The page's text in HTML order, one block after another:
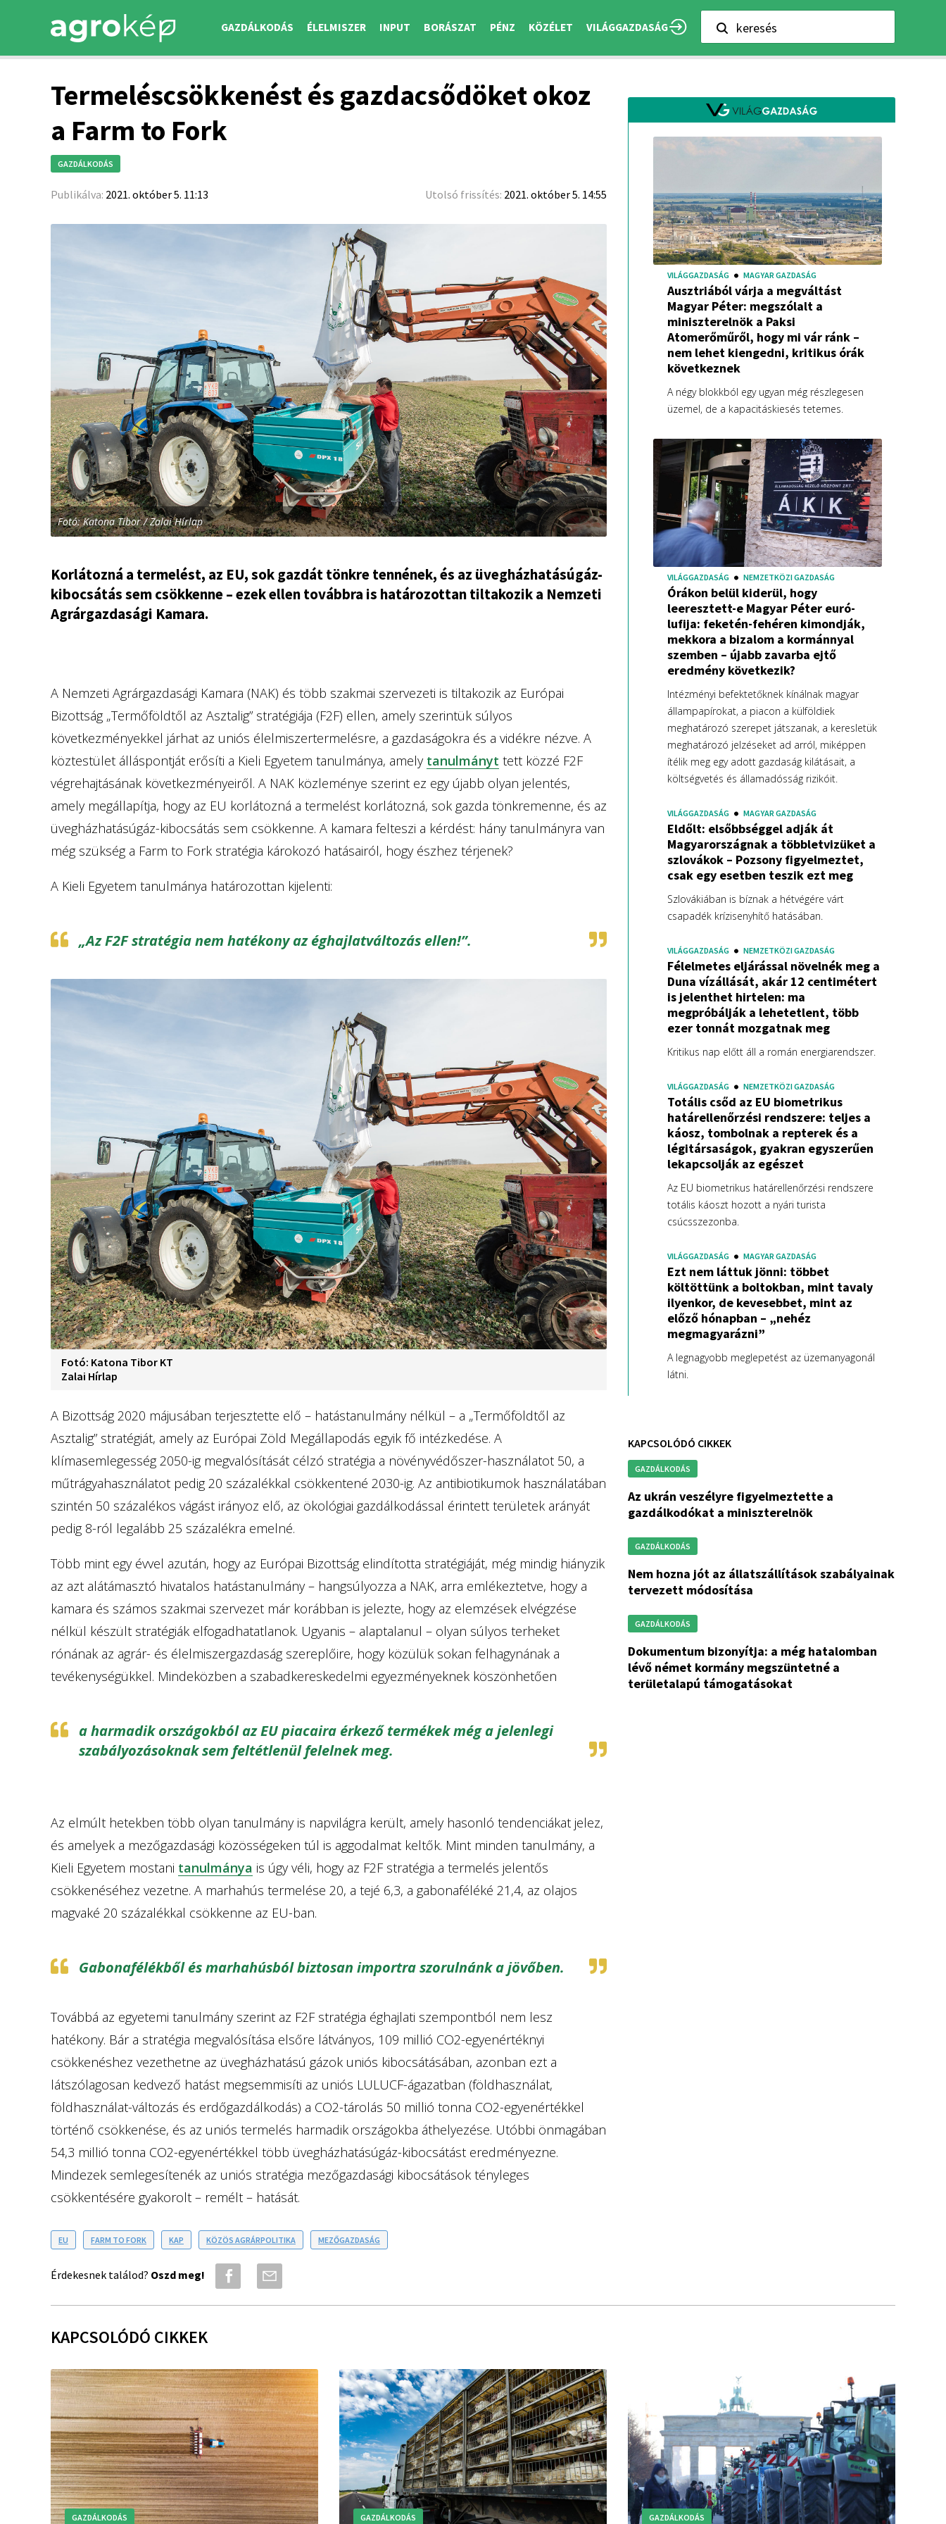
GAZDÁLKODÁS ÉLELMISZER INPUT BORÁSZAT PÉNZ KÖZÉLET VILÁGGAZDASÁG keresés
Termeléscsökkenést és gazdacsődöket okoz
a Farm to Fork
GAZDÁLKODÁS
Publikálva: 2021. október 5. 11:13 Utolsó frissítés: 2021. október 5. 14:55
Fotó: Katona Tibor / Zalai Hírlap
Korlátozná a termelést, az EU, sok gazdát tönkre tennének, és az üvegházhatásúgáz-
kibocsátás sem csökkenne – ezek ellen továbbra is határozottan tiltakozik a Nemzeti
Agrárgazdasági Kamara.
A Nemzeti Agrárgazdasági Kamara (NAK) és több szakmai szervezeti is tiltakozik az Európai
Bizottság „Termőföldtől az Asztalig” stratégiája (F2F) ellen, amely szerintük súlyos
következményekkel járhat az uniós élelmiszertermelésre, a gazdaságokra és a vidékre nézve. A
köztestület álláspontját erősíti a Kieli Egyetem tanulmánya, amely tanulmányt tett közzé F2F
végrehajtásának következményeiről. A NAK közleménye szerint ez egy újabb olyan jelentés,
amely megállapítja, hogy az EU korlátozná a termelést korlátozná, sok gazda tönkremenne, és az
üvegházhatásúgáz-kibocsátás sem csökkenne. A kamara felteszi a kérdést: hány tanulmányra van
még szükség a Farm to Fork stratégia károkozó hatásairól, hogy észhez térjenek?
A Kieli Egyetem tanulmánya határozottan kijelenti:
„Az F2F stratégia nem hatékony az éghajlatváltozás ellen!”.
Fotó: Katona Tibor KT
Zalai Hírlap
A Bizottság 2020 májusában terjesztette elő – hatástanulmány nélkül – a „Termőföldtől az
Asztalig” stratégiát, amely az Európai Zöld Megállapodás egyik fő intézkedése. A
klímasemlegesség 2050-ig megvalósítását célzó stratégia a növényvédőszer-használatot 50, a
műtrágyahasználatot pedig 20 százalékkal csökkentené 2030-ig. Az antibiotikumok használatában
szintén 50 százalékos vágást irányoz elő, az ökológiai gazdálkodással érintett területek arányát
pedig 8-ról legalább 25 százalékra emelné.
Több mint egy évvel azután, hogy az Európai Bizottság elindította stratégiáját, még mindig hiányzik
az azt alátámasztó hivatalos hatástanulmány – hangsúlyozza a NAK, arra emlékeztetve, hogy a
kamara és számos szakmai szervezet már korábban is jelezte, hogy az elemzések elvégzése
nélkül készült stratégiák elfogadhatatlanok. Ugyanis – alaptalanul – olyan súlyos terheket
rónának az agrár- és élelmiszergazdaság szereplőire, hogy közülük sokan felhagynának a
tevékenységükkel. Mindeközben a szabadkereskedelmi egyezményeknek köszönhetően
a harmadik országokból az EU piacaira érkező termékek még a jelenlegi
szabályozásoknak sem feltétlenül felelnek meg.
Az elmúlt hetekben több olyan tanulmány is napvilágra került, amely hasonló tendenciákat jelez,
és amelyek a mezőgazdasági közösségeken túl is aggodalmat keltők. Mint minden tanulmány, a
Kieli Egyetem mostani tanulmánya is úgy véli, hogy az F2F stratégia a termelés jelentős
csökkenéséhez vezetne. A marhahús termelése 20, a tejé 6,3, a gabonaféléké 21,4, az olajos
magvaké 20 százalékkal csökkenne az EU-ban.
Gabonafélékből és marhahúsból biztosan importra szorulnánk a jövőben.
Továbbá az egyetemi tanulmány szerint az F2F stratégia éghajlati szempontból nem lesz
hatékony. Bár a stratégia megvalósítása elsőre látványos, 109 millió CO2-egyenértéknyi
csökkenéshez vezethetne az üvegházhatású gázok uniós kibocsátásában, azonban ezt a
látszólagosan kedvező hatást megsemmisíti az uniós LULUCF-ágazatban (földhasználat,
földhasználat-változás és erdőgazdálkodás) a CO2-tárolás 50 millió tonna CO2-egyenértékkel
történő csökkenése, és az uniós termelés harmadik országokba áthelyezése. Utóbbi önmagában
54,3 millió tonna CO2-egyenértékkel több üvegházhatásúgáz-kibocsátást eredményezne.
Mindezek semlegesítenék az uniós stratégia mezőgazdasági kibocsátások tényleges
csökkentésére gyakorolt – remélt – hatását.
EU FARM TO FORK KAP KÖZÖS AGRÁRPOLITIKA MEZŐGAZDASÁG
Érdekesnek találod? Oszd meg!
VILÁGGAZDASÁG MAGYAR GAZDASÁG
Ausztriából várja a megváltást
Magyar Péter: megszólalt a
miniszterelnök a Paksi
Atomerőműről, hogy mi vár ránk –
nem lehet kiengedni, kritikus órák
következnek
A négy blokkból egy ugyan még részlegesen
üzemel, de a kapacitáskiesés tetemes.
VILÁGGAZDASÁG NEMZETKÖZI GAZDASÁG
Órákon belül kiderül, hogy
leeresztett-e Magyar Péter euró-
lufija: feketén-fehéren kimondják,
mekkora a bizalom a kormánnyal
szemben – újabb zavarba ejtő
eredmény következik?
Intézményi befektetőknek kínálnak magyar
állampapírokat, a piacon a külföldiek
meghatározó szerepet játszanak, a keresletük
meghatározó jelzéseket ad arról, miképpen
ítélik meg egy adott gazdaság kilátásait, a
költségvetés és államadósság rizikóit.
VILÁGGAZDASÁG MAGYAR GAZDASÁG
Eldőlt: elsőbbséggel adják át
Magyarországnak a többletvizüket a
szlovákok – Pozsony figyelmeztet,
csak egy esetben teszik ezt meg
Szlovákiában is bíznak a hétvégére várt
csapadék krízisenyhítő hatásában.
VILÁGGAZDASÁG NEMZETKÖZI GAZDASÁG
Félelmetes eljárással növelnék meg a
Duna vízállását, akár 12 centimétert
is jelenthet hirtelen: ma
megpróbálják a lehetetlent, több
ezer tonnát mozgatnak meg
Kritikus nap előtt áll a román energiarendszer.
VILÁGGAZDASÁG NEMZETKÖZI GAZDASÁG
Totális csőd az EU biometrikus
határellenőrzési rendszere: teljes a
káosz, tombolnak a repterek és a
légitársaságok, gyakran egyszerűen
lekapcsolják az egészet
Az EU biometrikus határellenőrzési rendszere
totális káoszt hozott a nyári turista
csúcsszezonba.
VILÁGGAZDASÁG MAGYAR GAZDASÁG
Ezt nem láttuk jönni: többet
költöttünk a boltokban, mint tavaly
ilyenkor, de kevesebbet, mint az
előző hónapban – „nehéz
megmagyarázni”
A legnagyobb meglepetést az üzemanyagonál
látni.
KAPCSOLÓDÓ CIKKEK
GAZDÁLKODÁS
az ukrán veszélyre figyelmeztette a
gazdálkodókat a miniszterelnök
GAZDÁLKODÁS
nem hozna jót az állatszállítások szabályainak
tervezett módosítása
GAZDÁLKODÁS
dokumentum bizonyítja: a még hatalomban
lévő német kormány megszüntetné a
területalapú támogatásokat
KAPCSOLÓDÓ CIKKEK
GAZDÁLKODÁS GAZDÁLKODÁS GAZDÁLKODÁS